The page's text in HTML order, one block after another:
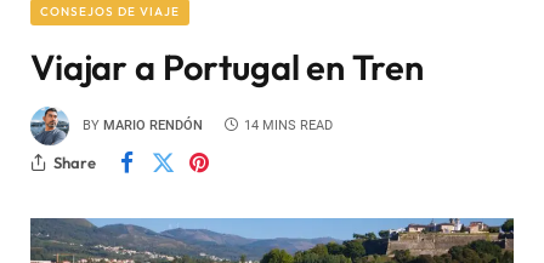
CONSEJOS DE VIAJE
Viajar a Portugal en Tren
BY MARIO RENDÓN 14 MINS READ
Share